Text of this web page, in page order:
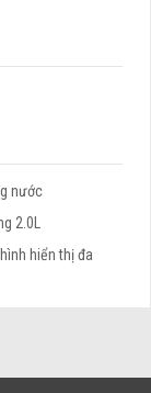
nước
2.0L
hiển thị đa